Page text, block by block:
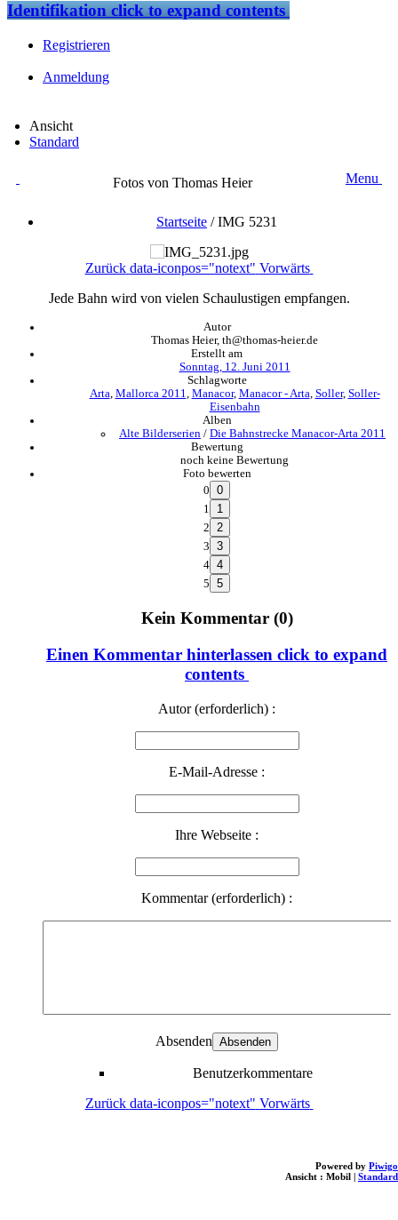
Identifikationclick to expand contents
Registrieren
Anmeldung
Ansicht
Standard
Fotos von Thomas Heier Menu
Startseite /IMG 5231
Zurück data-iconpos="notext" Vorwärts
Jede Bahn wird von vielen Schaulustigen empfangen.
Autor
Thomas Heier, th@thomas-heier.de
Erstellt am
Sonntag, 12. Juni 2011
Schlagworte
Arta Mallorca 2011 Manacor, Manacor - Arta Soller, Soller-
Eisenbahn
Alben
Alte Bilderserien / Die Bahnstrecke Manacor-Arta 2011
Bewertung
noch keine Bewertung
Foto bewerten
0
1
2
3
4
5
Kein Kommentar (0)
Einen Kommentar hinterlassen click to expand
contents
Autor (erforderlich) :
E-Mail-Adresse :
Ihre Webseite :
Kommentar (erforderlich) :
Absenden
Benutzerkommentare
Zurück data-iconpos="notext" Vorwärts
Powered by Piwigo
Ansicht : Mobil | Standard